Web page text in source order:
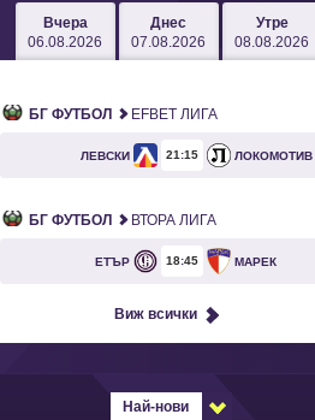
Вчера
06.08.2026
Днес
07.08.2026
Утре
08.08.2026
БГ ФУТБОЛ EFBET ЛИГА
ЛЕВСКИ 21 15
БГ ФУТБОЛ ВТОРА ЛИГА
ЕТЪР 18 45 МАРЕК
Виж всички
Най-нови